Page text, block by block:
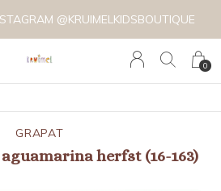
0
@KRUIMELKIDSBOUTIQUE
GRAPAT
herfst (16-163)